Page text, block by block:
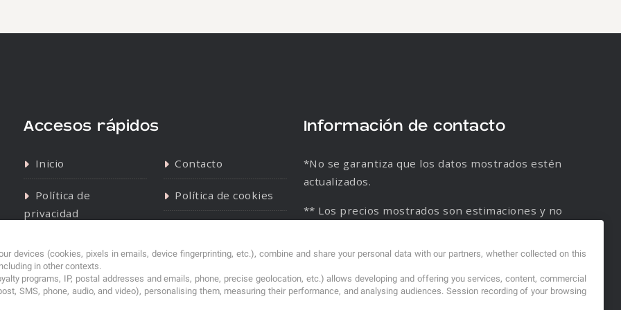
Accesos rápidos
Inicio Contacto
Política de
privacidad
Política de cookies
Información de contacto
*No se garantiza que los datos mostrados estén
actualizados.
** Los precios mostrados son estimaciones y no
devices (cookies, pixels in emails, device fingerprinting, etc.), combine and share your personal data with our partners, whether collected on this
in other contexts.
programs, IP, postal addresses and emails, phone, precise geolocation, etc.) allows developing and offering you services, content, commercial
SMS, phone, audio, and video), personalising them, measuring their performance, and analysing audiences. Session recording of your browsing